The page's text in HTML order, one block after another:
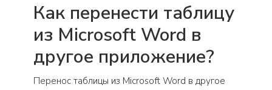
Как перенести таблицу
из Microsoft Word в
другое приложение?
Перенос таблицы из Microsoft Word в другое